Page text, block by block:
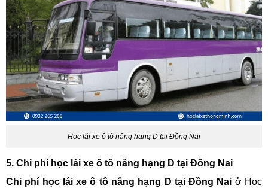
Học lái xe ô tô nâng hạng D tại Đồng Nai
5. Chi phí học lái xe ô tô nâng hạng D tại Đồng Nai
Chi phí học lái xe ô tô nâng hạng D tại Đồng Nai ở Học